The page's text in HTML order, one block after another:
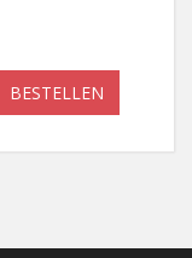
BESTELLEN